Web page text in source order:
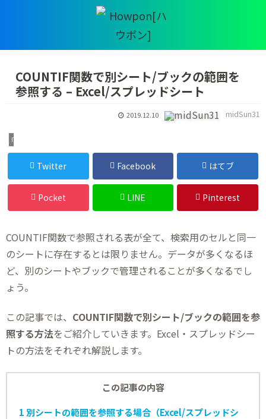
COUNTIF関数で別シート/ブックの範囲を
参照する – Excel/スプレッドシート
midSun31
2019.12.10
IT・デジタル
Twitter Facebook はてブ
Pocket LINE Pinterest
COUNTIF関数で参照される表が全て、検索用のセルと同一
のシートに存在するとは限りません。データが多くなるほ
ど、別のシートやブックで管理されることが多くなるでし
ょう。
この記事では、 COUNTIF関数で別シート/ブックの範囲を参
照する方法をご紹介していきます。Excel・スプレッドシー
トの方法をそれぞれ解説します。
この記事の内容
1 別シートの範囲を参照する場合（Excel/スプレッドシ